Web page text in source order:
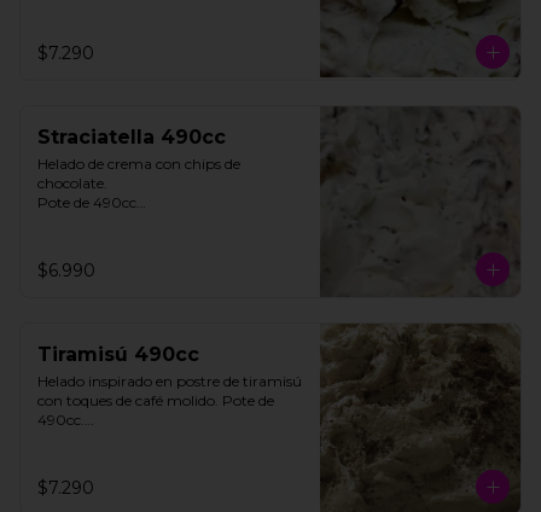
$7.290
Straciatella 490cc
Helado de crema con chips de
chocolate.
Pote de 490cc
$6.990
Tiramisú 490cc
Helado inspirado en postre de tiramisú
con toques de café molido. Pote de
490cc.
**FOTO REFERENCIAL**
$7.290